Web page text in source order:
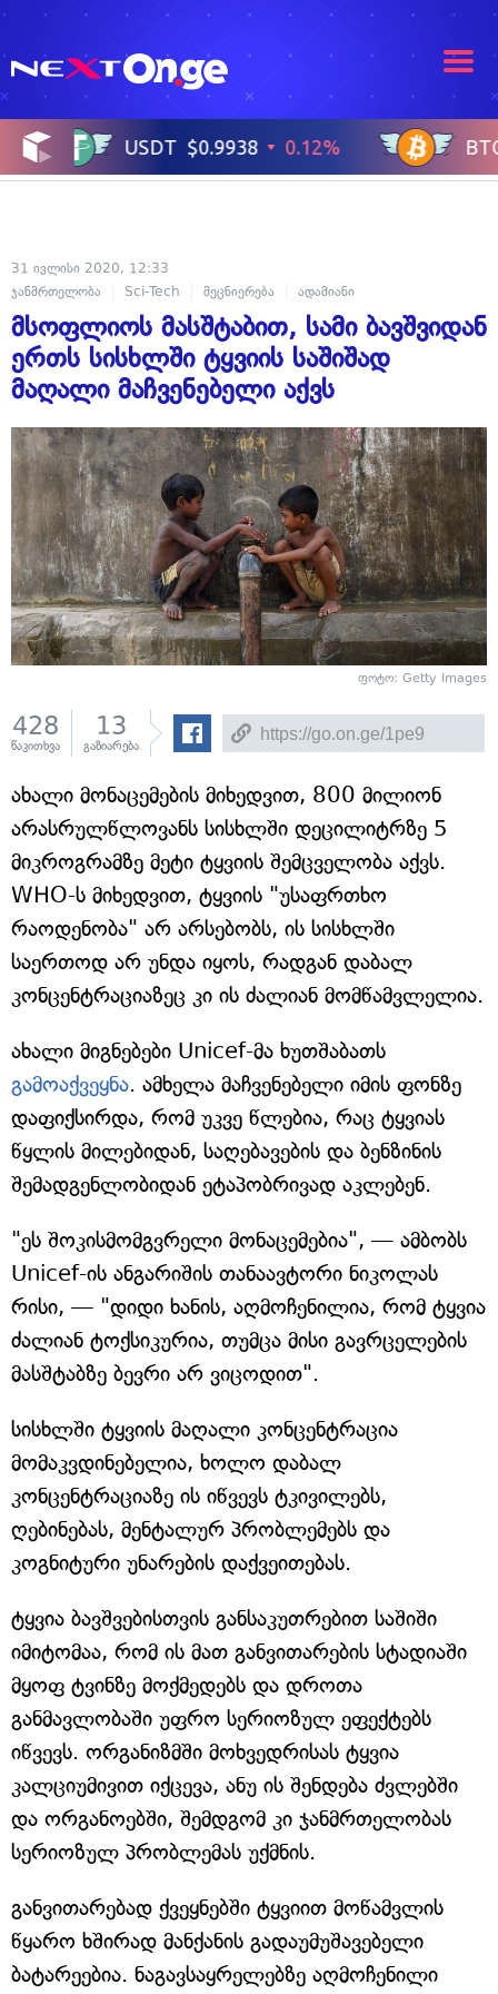
31 ივლისი 2020, 12:33
ჯანმრთელობა
Sci-Tech მეცნიერება ადამიანი
მსოფლიოს მასშტაბით, სამი ბავშვიდან
ერთს სისხლში ტყვიის საშიშად
მაღალი მაჩვენებელი აქვს
ფოტო: Getty Images
428
წაკითხვა
13
გაზიარება
ახალი მონაცემების მიხედვით, 800 მილიონ
არასრულწლოვანს სისხლში დეცილიტრზე 5
მიკროგრამზე მეტი ტყვიის შემცველობა აქვს.
WHO-ს მიხედვით, ტყვიის "უსაფრთხო
რაოდენობა" არ არსებობს, ის სისხლში
საერთოდ არ უნდა იყოს, რადგან დაბალ
კონცენტრაციაზეც კი ის ძალიან მომწამვლელია.
ახალი მიგნებები Unicef-მა ხუთშაბათს
გამოაქვეყნა. ამხელა მაჩვენებელი იმის ფონზე
დაფიქსირდა, რომ უკვე წლებია, რაც ტყვიას
წყლის მილებიდან, საღებავების და ბენზინის
შემადგენლობიდან ეტაპობრივად აკლებენ.
"ეს შოკისმომგვრელი მონაცემებია", — ამბობს
Unicef-ის ანგარიშის თანაავტორი ნიკოლას
რისი, — "დიდი ხანის, აღმოჩენილია, რომ ტყვია
ძალიან ტოქსიკურია, თუმცა მისი გავრცელების
მასშტაბზე ბევრი არ ვიცოდით".
სისხლში ტყვიის მაღალი კონცენტრაცია
მომაკვდინებელია, ხოლო დაბალ
კონცენტრაციაზე ის იწვევს ტკივილებს,
ღებინებას, მენტალურ პრობლემებს და
კოგნიტური უნარების დაქვეითებას.
ტყვია ბავშვებისთვის განსაკუთრებით საშიში
იმიტომაა, რომ ის მათ განვითარების სტადიაში
მყოფ ტვინზე მოქმედებს და დროთა
განმავლობაში უფრო სერიოზულ ეფექტებს
იწვევს. ორგანიზმში მოხვედრისას ტყვია
კალციუმივით იქცევა, ანუ ის შენდება ძვლებში
და ორგანოებში, შემდგომ კი ჯანმრთელობას
სერიოზულ პრობლემას უქმნის.
განვითარებად ქვეყნებში ტყვიით მოწამვლის
წყარო ხშირად მანქანის გადაუმუშავებელი
ბატარეებია. ნაგავსაყრელებზე აღმოჩენილი